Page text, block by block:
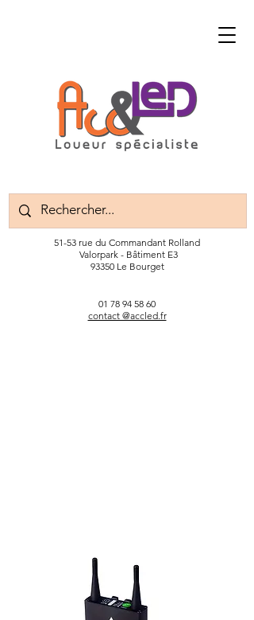
51-53 rue du Commandant Rolland
Valorpark - Bâtiment E3
93350 Le Bourget
01 78 94 58 60
contact @accled.fr